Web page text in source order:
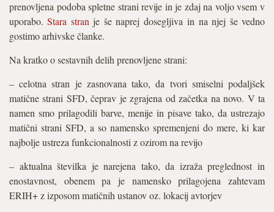
prenovljena podoba spletne strani revije in je zdaj na voljo vsem v
uporabo.Stara stran je še naprej dosegljiva in na njej še vedno
gostimo arhivske članke.
Na kratko o sestavnih delih prenovljene strani:
– celotna stran je zasnovana tako, da tvori smiselni podaljšek
matične strani SFD, čeprav je zgrajena od začetka na novo. V ta
namen smo prilagodili barve, menije in pisave tako, da ustrezajo
matični strani SFD, a so namensko spremenjeni do mere, ki kar
najbolje ustreza funkcionalnosti z ozirom na revijo
– aktualna številka je narejena tako, da izraža preglednost in
enostavnost, obenem pa je namensko prilagojena zahtevam
ERIH+ z izposom matičnih ustanov oz. lokacij avtorjev